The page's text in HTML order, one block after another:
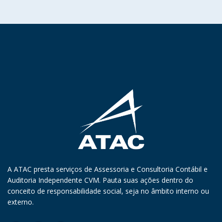
A ATAC presta serviços de Assessoria e Consultoria Contábil e
Auditoria Independente CVM. Pauta suas ações dentro do
conceito de responsabilidade social, seja no âmbito interno ou
externo.